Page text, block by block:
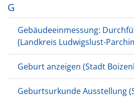
G
Gebäudeeinmessung:
(Landkreis Ludwigslust-
Geburt anzeigen (Stadt
Geburtsurkunde Ausstellung